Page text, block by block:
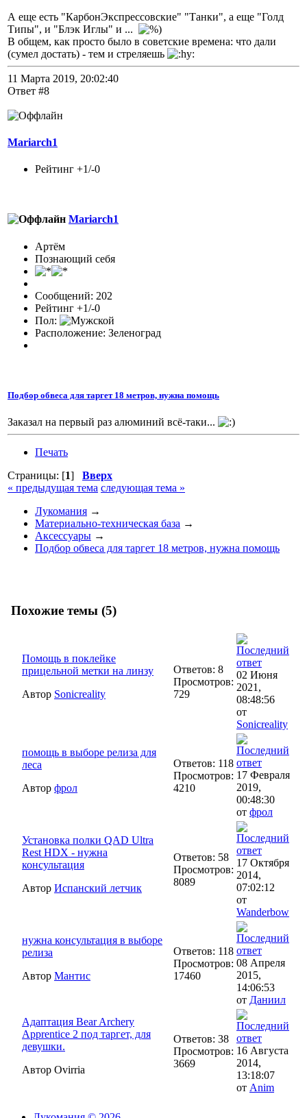
А еще есть "КарбонЭкспрессовские" "Танки", а еще "Голд
Типы", и "Блэк Иглы" и ...
В общем, как просто было в советские времена: что дали
(сумел достать) - тем и стреляешь
11 Марта 2019, 20:02:40
Ответ #8
Mariarch1
Рейтинг +1/-0
Mariarch1
Артём
Познающий себя
Сообщений: 202
Рейтинг +1/-0
Пол:
Расположение: Зеленоград
Подбор обвеса для таргет 18 метров, нужна помощь
Заказал на первый раз алюминий всё-таки...
Печать
Страницы: [1] Вверх
« предыдущая тема следующая тема »
Лукомания →
Материально-техническая база →
Аксессуары →
Подбор обвеса для таргет 18 метров, нужна помощь
Похожие темы (5)
Помощь в поклейке
прицельной метки на линзу
Автор Sonicreality
Ответов: 8
Просмотров:
729
02 Июня
2021,
08:48:56
от
Sonicreality
помощь в выборе релиза для
леса
Автор фрол
Ответов: 118
Просмотров:
4210
17 Февраля
2019,
00:48:30
от фрол
Установка полки QAD Ultra
Rest HDX - нужна
консультация
Автор Испанский летчик
Ответов: 58
Просмотров:
8089
17 Октября
2014,
07:02:12
от
Wanderbow
нужна консультация в выборе
релиза
Автор Мантис
Ответов: 118
Просмотров:
17460
08 Апреля
2015,
14:06:53
от Даниил
Адаптация Bear Archery
Apprentice 2 под таргет, для
девушки.
Автор Ovirria
Ответов: 38
Просмотров:
3669
16 Августа
2014,
13:18:07
от Anim